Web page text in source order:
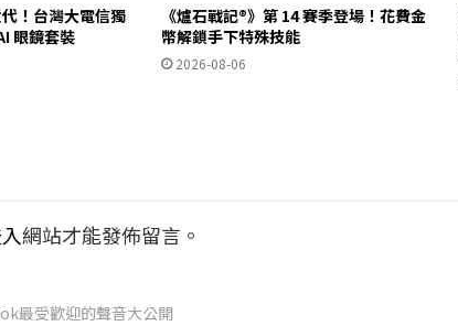
！台灣大電信獨
眼鏡套裝
《爐石戰記®》第 14 賽季登場！花費金
幣解鎖手下特殊技能
2026-08-06
網站才能發佈留言。